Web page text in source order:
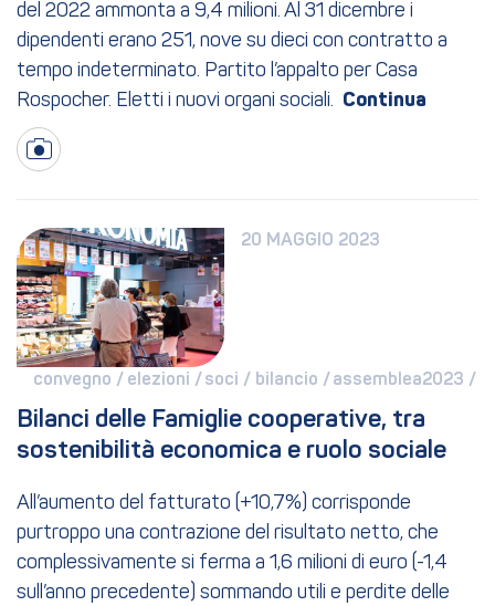
del 2022 ammonta a 9,4 milioni. Al 31 dicembre i
dipendenti erano 251, nove su dieci con contratto a
tempo indeterminato. Partito l’appalto per Casa
Rospocher. Eletti i nuovi organi sociali.
20 MAGGIO 2023
elezioni / bilancio /
Bilanci delle Famiglie cooperative, tra
sostenibilità economica e ruolo sociale
All’aumento del fatturato (+10,7%) corrisponde
purtroppo una contrazione del risultato netto, che
complessivamente si ferma a 1,6 milioni di euro (-1,4
sull’anno precedente) sommando utili e perdite delle